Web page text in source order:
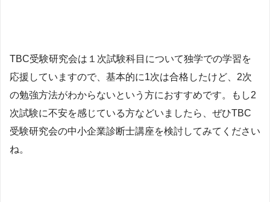
TBC受験研究会は１次試験科目について独学での学習を
応援していますので、基本的に1次は合格したけど、2次
の勉強方法がわからないという方におすすめです。もし2
次試験に不安を感じている方などいましたら、ぜひTBC
受験研究会の中小企業診断士講座を検討してみてください
ね。